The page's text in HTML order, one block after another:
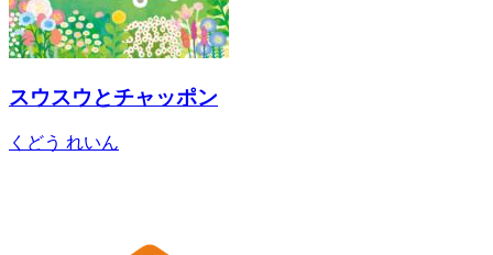
スウスウとチャッポン
くどう れいん